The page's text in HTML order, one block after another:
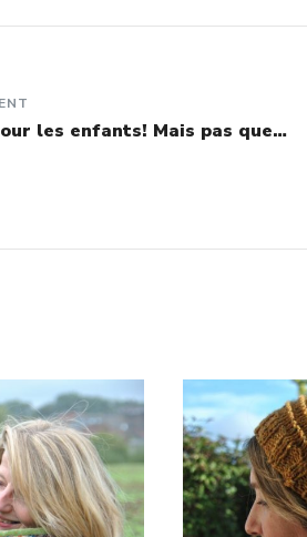
les enfants! Mais pas que…